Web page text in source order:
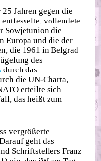
Jahren gegen die
vollendete
Sowjetunion die
Europa und die der
die 1961 in Belgrad
des
durch das
die UN-Charta,
erteilte sich
das heißt zum
vergrößerte
geht das
Schriftstellers Franz